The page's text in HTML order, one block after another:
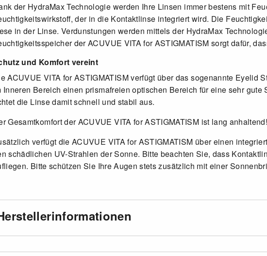
der HydraMax Technologie werden Ihre Linsen immer bestens mit
der in die Kontaktlinse integriert wird. Die
in der Linse. Verdunstungen werden mittels der HydraMax
der ACUVUE VITA for ASTIGMATISM sorgt dafür,
und Komfort vereint
ACUVUE VITA for ASTIGMATISM verfügt über das sogenannte
Inneren Bereich einen prismafreien optischen Bereich für eine sehr
die Linse damit schnell und stabil aus.
Gesamtkomfort der ACUVUE VITA for ASTIGMATISM ist lang anhaltend!
verfügt die ACUVUE VITA for ASTIGMATISM über einen
schädlichen UV-Strahlen der Sonne. Bitte beachten Sie, dass
Bitte schützen Sie Ihre Augen stets zusätzlich mit einer